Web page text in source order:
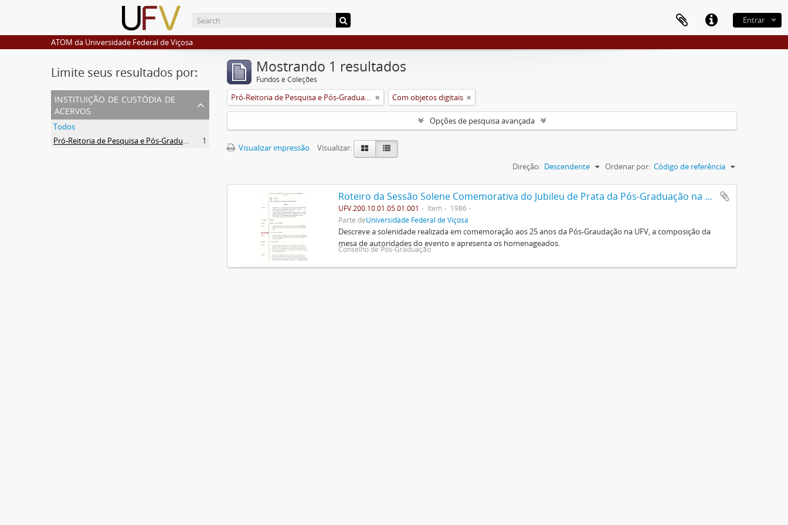
Entrar
ATOM da Universidade Federal de Viçosa
Limite seus resultados por:
instituição de custódia de
acervos
Todos
Pró-Reitoria de Pesquisa e Pós-Graduação
1
Mostrando 1 resultados
Fundos e Coleções
Pró-Reitoria de Pesquisa e Pós-Graduação Com objetos digitais
Opções de pesquisa avançada
Visualizar impressão
Visualizar:
Ordenar por: Código de referência
Direção: Descendente
Roteiro da Sessão Solene Comemorativa do Jubileu de Prata da Pós-Graduação na U.F.V.
UFV.200.10.01.05.01.001 Item
1986
Parte deUniversidade Federal de Viçosa
Descreve a solenidade realizada em comemoração aos 25 anos da Pós-Graudação na UFV, a composição da
mesa de autoridades do evento e apresenta os homenageados.
Conselho de Pós-Graduação